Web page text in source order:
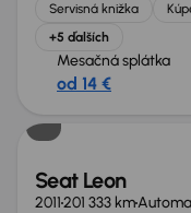
Servisná knižka
+5 ďalších
Mesačná splátka
od 14 €
Seat Leon
2011201 333 km